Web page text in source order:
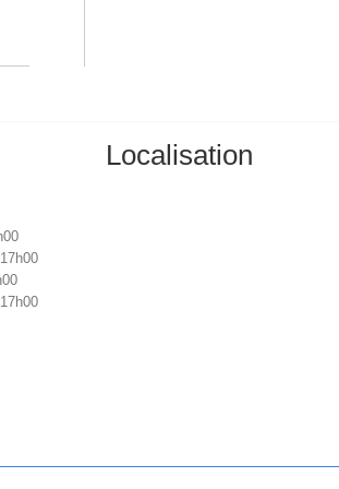
Localisation